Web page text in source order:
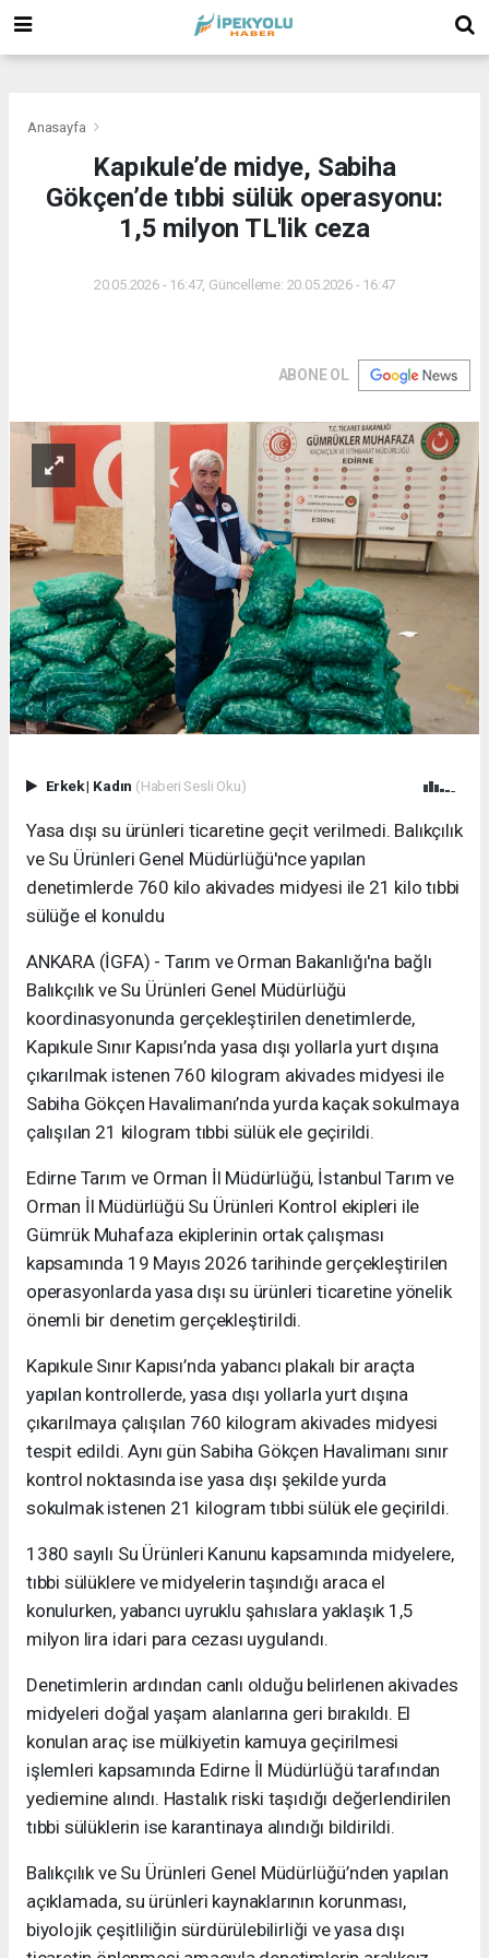
Anasayfa
Kapıkule’de midye, Sabiha
Gökçen’de tıbbi sülük operasyonu:
1,5 milyon TL'lik ceza
20.05.2026 - 16:47, Güncelleme: 20.05.2026 - 16:47
ABONE OL
Erkek| Kadın (Haberi Sesli Oku)
Yasa dışı su ürünleri ticaretine geçit verilmedi. Balıkçılık
ve Su Ürünleri Genel Müdürlüğü'nce yapılan
denetimlerde 760 kilo akivades midyesi ile 21 kilo tıbbi
sülüğe el konuldu
ANKARA (İGFA) - Tarım ve Orman Bakanlığı'na bağlı
Balıkçılık ve Su Ürünleri Genel Müdürlüğü
koordinasyonunda gerçekleştirilen denetimlerde,
Kapıkule Sınır Kapısı’nda yasa dışı yollarla yurt dışına
çıkarılmak istenen 760 kilogram akivades midyesi ile
Sabiha Gökçen Havalimanı’nda yurda kaçak sokulmaya
çalışılan 21 kilogram tıbbi sülük ele geçirildi.
Edirne Tarım ve Orman İl Müdürlüğü, İstanbul Tarım ve
Orman İl Müdürlüğü Su Ürünleri Kontrol ekipleri ile
Gümrük Muhafaza ekiplerinin ortak çalışması
kapsamında 19 Mayıs 2026 tarihinde gerçekleştirilen
operasyonlarda yasa dışı su ürünleri ticaretine yönelik
önemli bir denetim gerçekleştirildi.
Kapıkule Sınır Kapısı’nda yabancı plakalı bir araçta
yapılan kontrollerde, yasa dışı yollarla yurt dışına
çıkarılmaya çalışılan 760 kilogram akivades midyesi
tespit edildi. Aynı gün Sabiha Gökçen Havalimanı sınır
kontrol noktasında ise yasa dışı şekilde yurda
sokulmak istenen 21 kilogram tıbbi sülük ele geçirildi.
1380 sayılı Su Ürünleri Kanunu kapsamında midyelere,
tıbbi sülüklere ve midyelerin taşındığı araca el
konulurken, yabancı uyruklu şahıslara yaklaşık 1,5
milyon lira idari para cezası uygulandı.
Denetimlerin ardından canlı olduğu belirlenen akivades
midyeleri doğal yaşam alanlarına geri bırakıldı. El
konulan araç ise mülkiyetin kamuya geçirilmesi
işlemleri kapsamında Edirne İl Müdürlüğü tarafından
yediemine alındı. Hastalık riski taşıdığı değerlendirilen
tıbbi sülüklerin ise karantinaya alındığı bildirildi.
Balıkçılık ve Su Ürünleri Genel Müdürlüğü’nden yapılan
açıklamada, su ürünleri kaynaklarının korunması,
biyolojik çeşitliliğin sürdürülebilirliği ve yasa dışı